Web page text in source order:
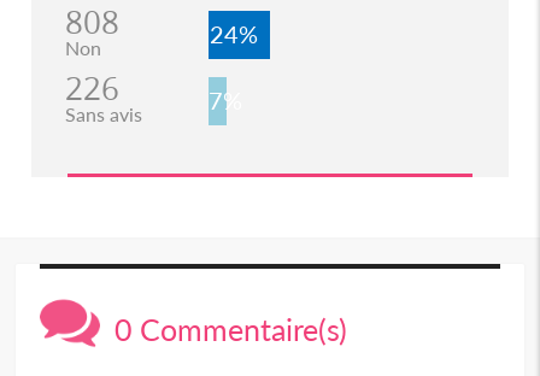
808
Non 24%
226
Sans avis 7%
0 Commentaire(s)